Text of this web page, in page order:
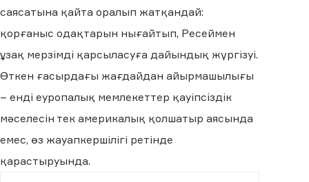
саясатына қайта оралып жатқандай:
қорғаныс одақтарын нығайтып, Ресеймен
ұзақ мерзімді қарсыласуға дайындық жүргізуі.
Өткен ғасырдағы жағдайдан айырмашылығы
– енді еуропалық мемлекеттер қауіпсіздік
мәселесін тек америкалық қолшатыр аясында
емес, өз жауапкершілігі ретінде
қарастыруында.